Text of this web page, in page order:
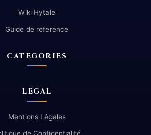
Wiki Hytale
Guide de reference
CATEGORIES
LEGAL
Mentions Légales